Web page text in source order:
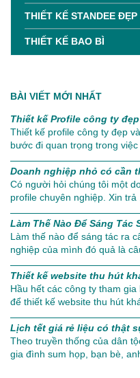
THIẾT KẾ STANDEE ĐẸP
THIẾT KẾ BAO BÌ
BÀI VIẾT MỚI NHẤT
Thiết kế Profile công ty
Thiết kế profile công ty đẹp
bước đi quan trọng trong việc
Doanh nghiệp nhỏ có cần
Có người hỏi chúng tôi một
profile chuyên nghiệp. Xin trả
Làm Thế Nào Để Sáng Tác
Làm thế nào để sáng tác ra
nghiệp của mình đó quả là
Thiết kế website thu hút
Hầu hết các công ty tham
để thiết kế website thu hút
Lịch tết giá rẻ liệu có thật
Theo truyền thống của dân
gia đình sum họp, bạn bè,